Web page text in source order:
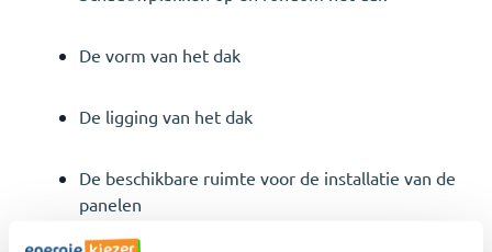
De vorm van het dak
De ligging van het dak
De beschikbare ruimte voor de installatie van de
panelen